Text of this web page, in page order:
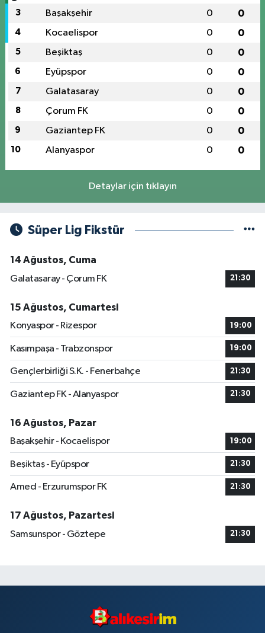
3 Başakşehir 0 0
4 Kocaelispor 0 0
5 Beşiktaş 0 0
6 Eyüpspor 0 0
7 Galatasaray 0 0
8 Çorum FK 0 0
9 Gaziantep FK 0 0
10 Alanyaspor 0 0
Detaylar için tıklayın
Süper Lig Fikstür
14 Ağustos, Cuma
Galatasaray - Çorum FK
21:30
15 Ağustos, Cumartesi
Konyaspor - Rizespor
19:00
Kasımpaşa - Trabzonspor 19:00
Gençlerbirliği S.K. - Fenerbahçe 21:30
Gaziantep FK - Alanyaspor 21:30
16 Ağustos, Pazar
Başakşehir - Kocaelispor
19:00
Beşiktaş - Eyüpspor 21:30
Amed - Erzurumspor FK 21:30
17 Ağustos, Pazartesi
Samsunspor - Göztepe
21:30